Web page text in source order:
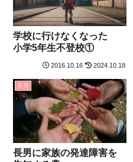
学校に行けなくなった
小学5年生不登校①
2016.10.16 2024.10.18
長男
長男に家族の発達障害を